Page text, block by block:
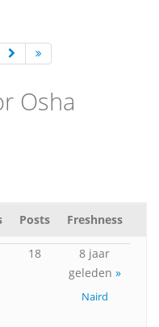
Osha
Posts Freshness
18
8 jaar
geleden »
Naird